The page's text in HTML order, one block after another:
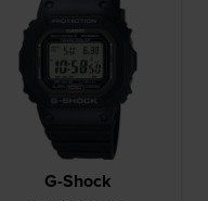
G-Shock